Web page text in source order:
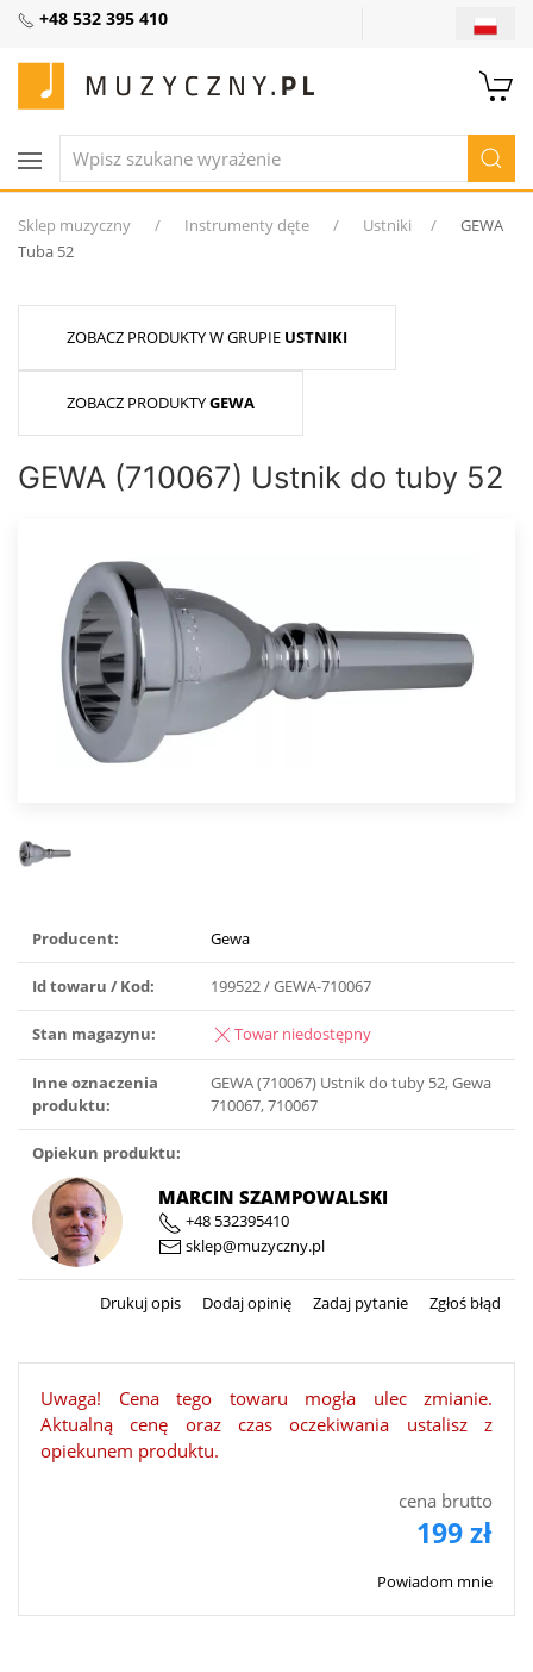
+48 532 395 410
Sklep muzyczny Instrumenty dęte Ustniki
GEWA
Tuba 52
ZOBACZ PRODUKTY W GRUPIE USTNIKI
ZOBACZ PRODUKTYGEWA
GEWA (710067) Ustnik do tuby 52
Producent: Gewa
Id towaru / Kod: 199522 / GEWA-710067
Stan magazynu: Towar niedostępny
Inne oznaczenia
produktu:
GEWA (710067) Ustnik do tuby 52, Gewa
710067, 710067
Opiekun produktu:
MARCIN SZAMPOWALSKI
+48 532395410
sklep@muzyczny.pl
Drukuj opis Dodaj opinię Zadaj pytanie Zgłoś błąd
Uwaga! Cena tego towaru mogła ulec zmianie.
Aktualną cenę oraz czas oczekiwania ustalisz z
opiekunem produktu.
cena brutto
199 zł
Powiadom mnie